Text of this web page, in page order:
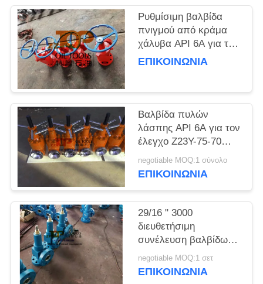
Ρυθμίσιμη βαλβίδα
πνιγμού από κράμα
χάλυβα API 6A για την
εξυπηρέτηση κεφαλής
ΕΠΙΚΟΙΝΩΝΊΑ
Βαλβίδα πυλών
λάσπης API 6A για τον
έλεγχο Z23Y-75-70
ροής λάσπης
διατρήσεων
negotiable MOQ:1 σύνολο
ΕΠΙΚΟΙΝΩΝΊΑ
29/16 " 3000
διευθετήσιμη
συνέλευση βαλβίδων
έμφραξης πηγών PSI
API 6A
negotiable MOQ:1 σετ
ΕΠΙΚΟΙΝΩΝΊΑ